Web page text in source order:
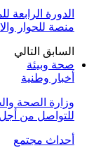
الدورة الرابعة
منصة للحوار
السابق التالي
صحة وبيئة
أخبار وطنية
وزارة الصحة
للتواصل من
أحداث مجتمع